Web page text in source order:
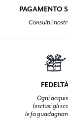
PAGAMENTO
Consulti i
Ogni
(esclusi gli
le fa